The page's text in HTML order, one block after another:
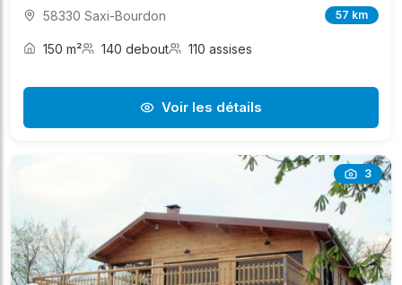
58330 Saxi-Bourdon 57 km
150 m² 140 debout 110 assises
Voir les détails
3